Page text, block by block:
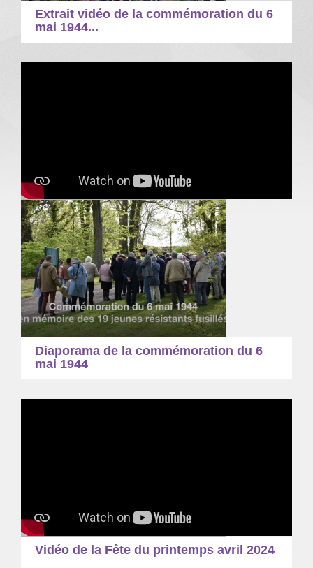
Extrait vidéo de la commémoration du 6
mai 1944...
Diaporama de la commémoration du 6
mai 1944
Vidéo de la Fête du printemps avril 2024